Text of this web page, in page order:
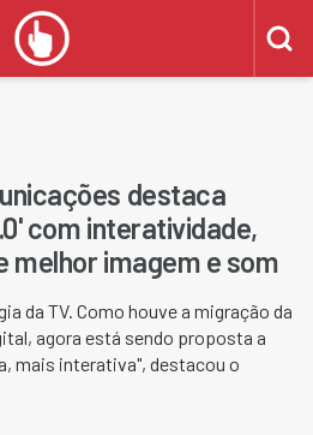
destaca
com interatividade,
melhor imagem e som
da TV. Como houve a migração da
agora está sendo proposta a
mais interativa", destacou o